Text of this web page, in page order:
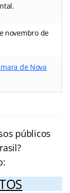
novembro de
de Nova
públicos